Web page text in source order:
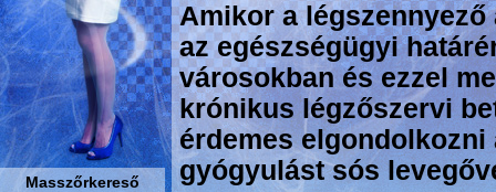
Masszőrkereső
Amikor a
az egészségügyi
városokban és ezzel
krónikus légzőszervi
érdemes
gyógyulást sós